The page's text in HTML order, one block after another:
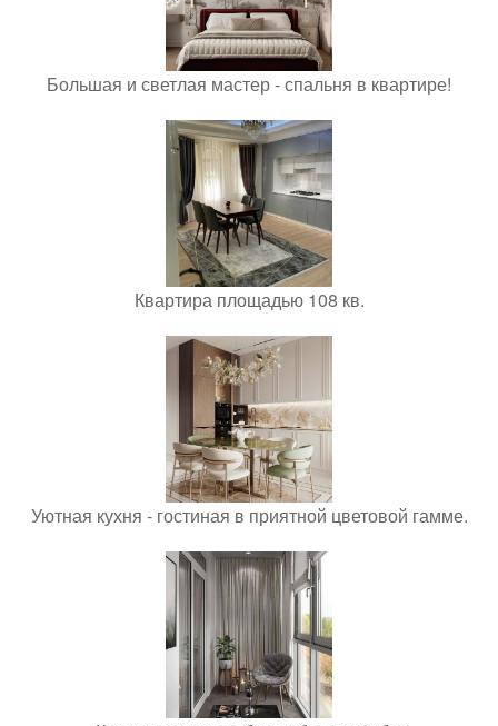
Большая и светлая мастер - спальня в квартире!
Квартира площадью 108 кв.
Уютная кухня - гостиная в приятной цветовой гамме.